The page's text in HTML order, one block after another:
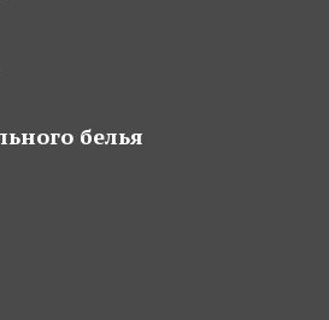
белья